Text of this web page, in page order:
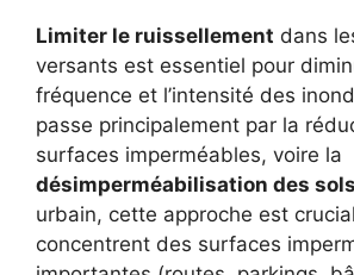
Limiter le ruissellement dans
versants est essentiel pour
fréquence et l’intensité des
passe principalement par la
surfaces imperméables, voire la
désimperméabilisation des sols
urbain, cette approche est
concentrent des surfaces